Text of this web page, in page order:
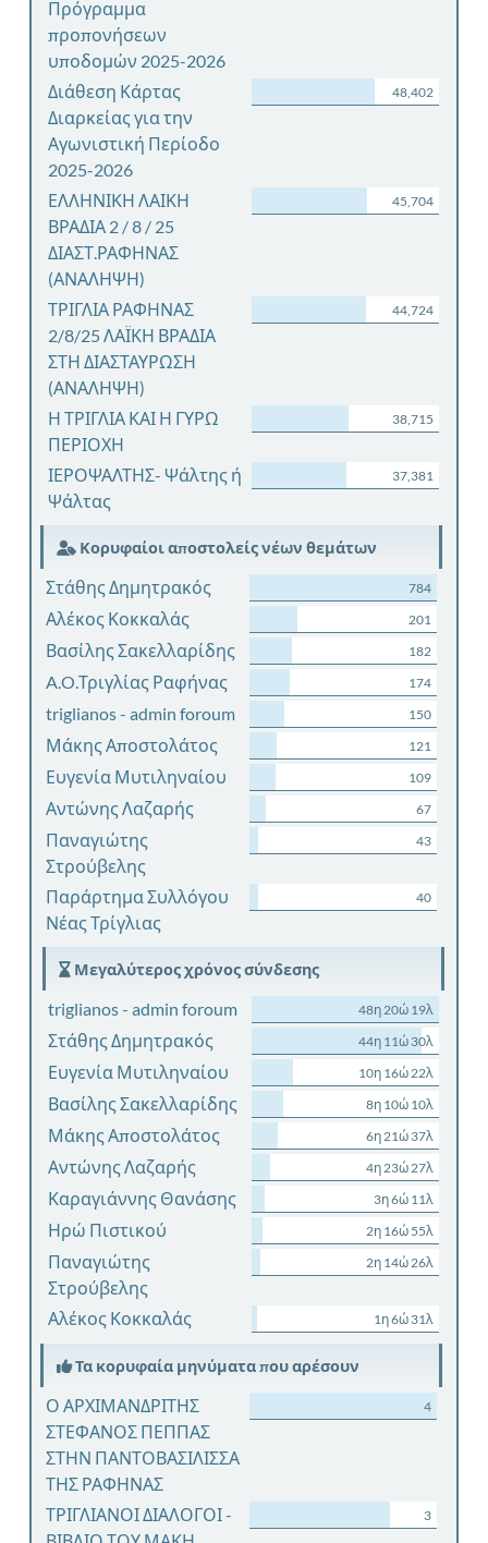
Πρόγραμμα
προπονήσεων
υποδομών 2025-2026
Διάθεση Κάρτας
Διαρκείας για την
Αγωνιστική Περίοδο
2025-2026
48,402
ΕΛΛΗΝΙΚΗ ΛΑΙΚΗ
ΒΡΑΔΙΑ 2 / 8 / 25
ΔΙΑΣΤ.ΡΑΦΗΝΑΣ
(ΑΝΑΛΗΨΗ)
45,704
ΤΡΙΓΛΙΑ ΡΑΦΗΝΑΣ
2/8/25 ΛΑΪΚΗ ΒΡΑΔΙΑ
ΣΤΗ ΔΙΑΣΤΑΥΡΩΣΗ
(ΑΝΑΛΗΨΗ)
44,724
Η ΤΡΙΓΛΙΑ ΚΑΙ Η ΓΥΡΩ
ΠΕΡΙΟΧΗ
38,715
ΙΕΡΟΨΑΛΤΗΣ- Ψάλτης ή
Ψάλτας
37,381
Κορυφαίοι αποστολείς νέων θεμάτων
Στάθης Δημητρακός 784
Αλέκος Κοκκαλάς 201
Βασίλης Σακελλαρίδης 182
A.O.Τριγλίας Ραφήνας 174
triglianos - admin foroum 150
Μάκης Αποστολάτος 121
Ευγενία Μυτιληναίου 109
Αντώνης Λαζαρής 67
Παναγιώτης
Στρούβελης
43
Παράρτημα Συλλόγου
Νέας Τρίγλιας
40
Μεγαλύτερος χρόνος σύνδεσης
triglianos - admin foroum 48η 20ώ 19λ
Στάθης Δημητρακός 44η 11ώ 30λ
Ευγενία Μυτιληναίου 10η 16ώ 22λ
Βασίλης Σακελλαρίδης 8η 10ώ 10λ
Μάκης Αποστολάτος 6η 21ώ 37λ
Αντώνης Λαζαρής 4η 23ώ 27λ
Καραγιάννης Θανάσης 3η 6ώ 11λ
Ηρώ Πιστικού 2η 16ώ 55λ
Παναγιώτης
Στρούβελης
2η 14ώ 26λ
Αλέκος Κοκκαλάς 1η 6ώ 31λ
Τα κορυφαία μηνύματα που αρέσουν
Ο ΑΡΧΙΜΑΝΔΡΙΤΗΣ
ΣΤΕΦΑΝΟΣ ΠΕΠΠΑΣ
ΣΤΗΝ ΠΑΝΤΟΒΑΣΙΛΙΣΣΑ
ΤΗΣ ΡΑΦΗΝΑΣ
4
ΤΡΙΓΛΙΑΝΟΙ ΔΙΑΛΟΓΟΙ -
3